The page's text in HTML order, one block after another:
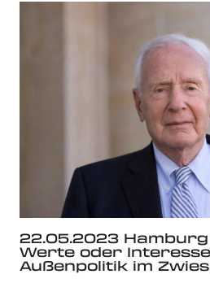
22.05.2023
Werte oder
Außenpolitik im